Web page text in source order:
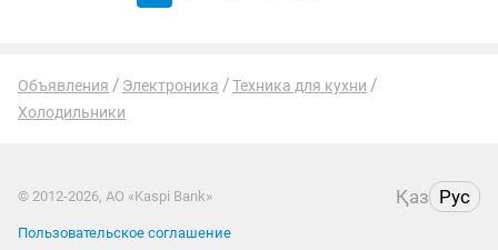
Объявления Электроника
Техника для кухни
Холодильники
© 2012-2026, АО «Kaspi Bank» Қаз Рус
Пользовательское соглашение